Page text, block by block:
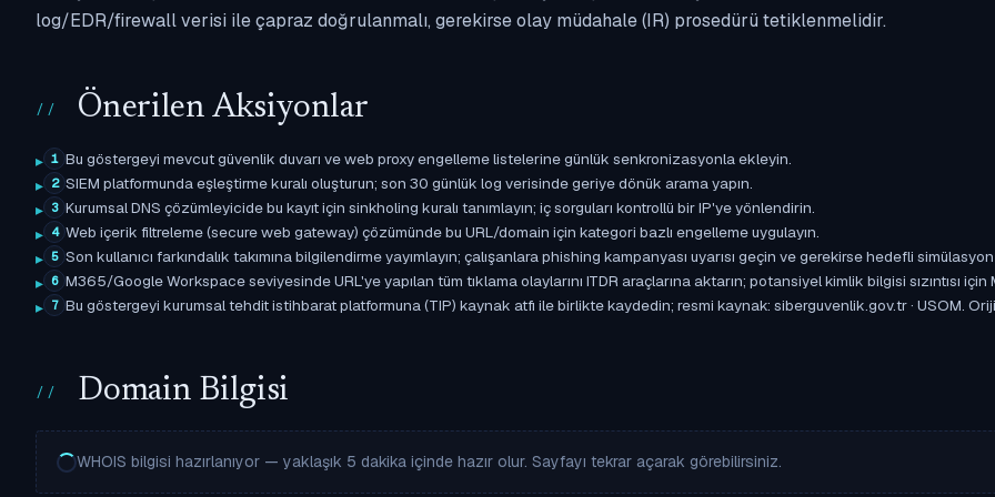
log/EDR/firewall verisi ile çapraz doğrulanmalı, gerekirse olay müdahale (IR) prosedürü tetiklenmelidir.
Önerilen Aksiyonlar
1 Bu göstergeyi mevcut güvenlik duvarı ve web proxy engelleme listelerine günlük senkronizasyonla ekleyin.
2 SIEM platformunda eşleştirme kuralı oluşturun; son 30 günlük log verisinde geriye dönük arama yapın.
3 Kurumsal DNS çözümleyicide bu kayıt için sinkholing kuralı tanımlayın; iç sorguları kontrollü bir IP'ye yönlendirin.
4 Web içerik filtreleme (secure web gateway) çözümünde bu URL/domain için kategori bazlı engelleme uygulayın.
5 Son kullanıcı farkındalık takımına bilgilendirme yayımlayın; çalışanlara phishing kampanyası uyarısı geçin ve gerekirse hedefli
6 M365/Google Workspace seviyesinde URL'ye yapılan tüm tıklama olaylarını ITDR araçlarına aktarın; potansiyel kimlik bilgisi sızıntısı
7 Bu göstergeyi kurumsal tehdit istihbarat platformuna (TIP) kaynak atfı ile birlikte kaydedin; resmi kaynak: siberguvenlik.gov.tr · USOM.
Domain Bilgisi
WHOIS bilgisi hazırlanıyor — yaklaşık 5 dakika içinde hazır olur. Sayfayı tekrar açarak görebilirsiniz.